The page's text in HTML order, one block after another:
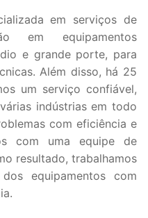
em serviços de
em equipamentos
e grande porte, para
Além disso, há 25
um serviço confiável,
indústrias em todo
com eficiência e
com uma equipe de
resultado, trabalhamos
equipamentos com